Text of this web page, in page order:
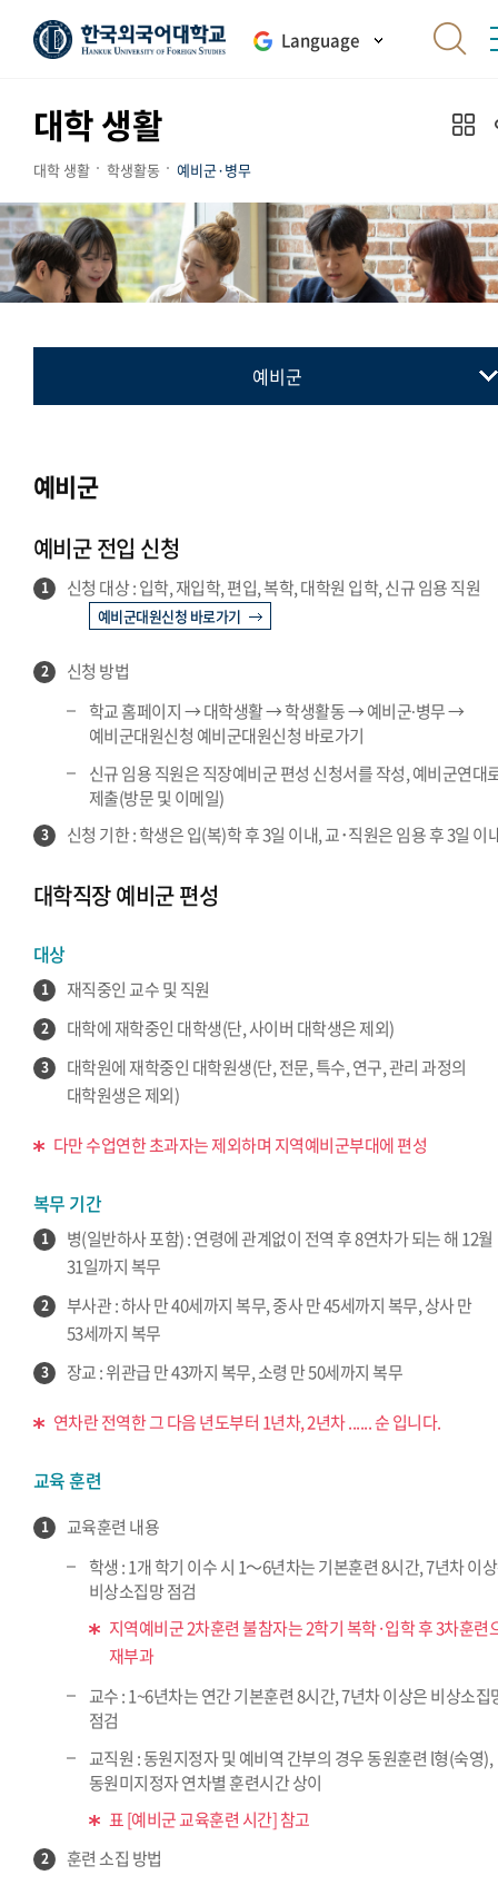
Language
대학 생활
대학 생활 학생활동 예비군·병무
예비군
예비군
예비군 전입 신청
1 신청 대상 : 입학, 재입학, 편입, 복학, 대학원 입학, 신규 임용 직원
예비군대원신청 바로가기
2
신청 방법
학교 홈페이지 → 대학생활 → 학생활동 → 예비군∙병무 →
예비군대원신청 예비군대원신청 바로가기
신규 임용 직원은 직장예비군 편성 신청서를 작성, 예비군연대
제출(방문 및 이메일)
3 신청 기한 : 학생은 입(복)학 후 3일 이내, 교･직원은 임용 후 3일 이
대학직장 예비군 편성
대상
1 재직중인 교수 및 직원
2 대학에 재학중인 대학생(단, 사이버 대학생은 제외)
3
대학원에 재학중인 대학원생(단, 전문, 특수, 연구, 관리 과정의
대학원생은 제외)
다만 수업연한 초과자는 제외하며 지역예비군부대에 편성
복무 기간
1
병(일반하사 포함) : 연령에 관계없이 전역 후 8연차가 되는 해 12월
31일까지 복무
2
부사관 : 하사 만 40세까지 복무, 중사 만 45세까지 복무, 상사 만
53세까지 복무
3 장교 : 위관급 만 43까지 복무, 소령 만 50세까지 복무
연차란 전역한 그 다음 년도부터 1년차, 2년차 ...... 순 입니다.
교육 훈련
1
교육훈련 내용
학생 : 1개 학기 이수 시 1～6년차는 기본훈련 8시간, 7년차 이
비상소집망 점검
지역예비군 2차훈련 불참자는 2학기 복학·입학 후 3차훈련
재부과
교수 : 1~6년차는 연간 기본훈련 8시간, 7년차 이상은 비상소집
점검
교직원 : 동원지정자 및 예비역 간부의 경우 동원훈련 l형(숙영),
동원미지정자 연차별 훈련시간 상이
표 [예비군 교육훈련 시간] 참고
2
훈련 소집 방법